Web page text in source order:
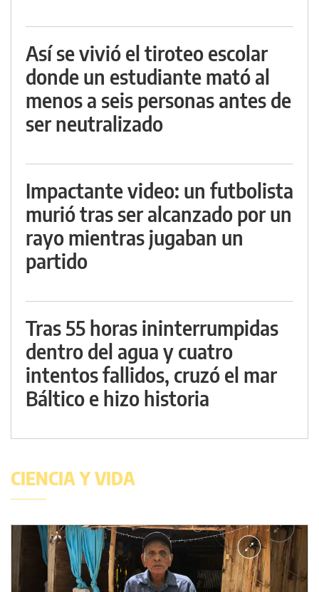
Así se vivió el tiroteo escolar
donde un estudiante mató al
menos a seis personas antes de
ser neutralizado
Impactante video: un futbolista
murió tras ser alcanzado por un
rayo mientras jugaban un
partido
Tras 55 horas ininterrumpidas
dentro del agua y cuatro
intentos fallidos, cruzó el mar
Báltico e hizo historia
CIENCIA Y VIDA